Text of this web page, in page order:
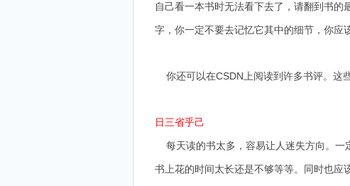
自己看一本书时无法看下去了，请翻到书的
字，你一定不要去记忆它其中的细节，你应
你还可以在CSDN上阅读到许多书评。这
日三省乎己
每天读的书太多，容易让人迷失方向。一
书上花的时间太长还是不够等等。同时也应